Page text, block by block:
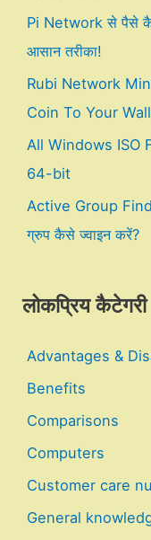
Pi Network से पैसे कैसे
आसान तरीका!
Rubi Network
Coin To Your
All Windows ISO
64-bit
Active Group
ग्रुप कैसे ज्वाइन करें?
लोकप्रिय कैटेगरी
Advantages &
Benefits
Comparisons
Computers
Customer care
General